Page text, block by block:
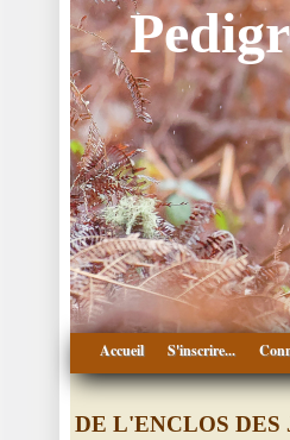
Accueil S'inscrire...
DE L'ENCLOS DES